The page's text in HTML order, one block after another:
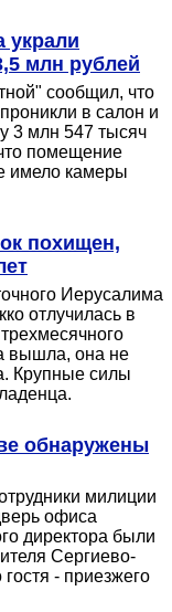
украли
млн рублей
сообщил, что
в салон и
3 млн 547 тысяч
помещение
имело камеры
похищен,
Иерусалима
отлучилась в
вышла, она не
Крупные силы
обнаружены
милиции
офиса
директора были
Сергиево-
- приезжего